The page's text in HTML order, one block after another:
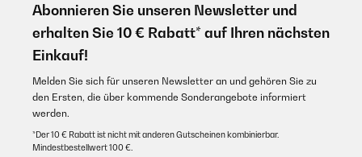
Abonnieren Sie unseren Newsletter und
erhalten Sie 10 € Rabatt* auf Ihren nächsten
Einkauf!
Melden Sie sich für unseren Newsletter an und gehören Sie zu
den Ersten, die über kommende Sonderangebote informiert
werden.
*Der 10 € Rabatt ist nicht mit anderen Gutscheinen kombinierbar.
Mindestbestellwert 100 €.